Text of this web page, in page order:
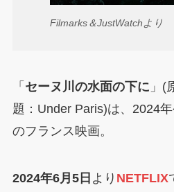
Filmarks＆JustWatchより
「 セーヌ川の水面の下に 」(
題：Under Paris)は、2024
のフランス映画。
2024年6月5日 より NETFLIX